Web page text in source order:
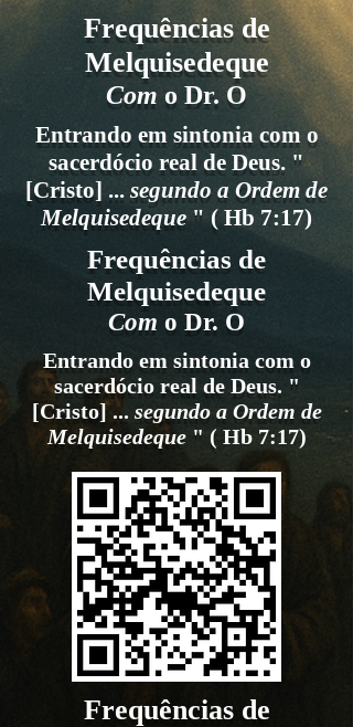
Frequências de
Melquisedeque
Com o Dr. O
Entrando em sintonia com o
sacerdócio real de Deus. "
[Cristo] ... segundo a Ordem de
Melquisedeque " ( Hb 7:17)
Frequências de
Melquisedeque
Com o Dr. O
Entrando em sintonia com o
sacerdócio real de Deus. "
[Cristo] ... segundo a Ordem de
Melquisedeque" ( Hb 7:17)
Frequências de